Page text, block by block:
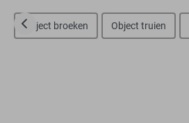
Object broeken Object truien